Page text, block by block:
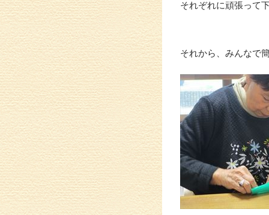
それぞれに頑張って
それから、みんなで